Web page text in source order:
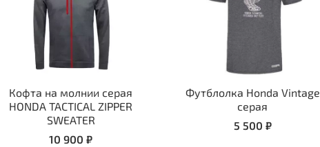
Кофта на молнии серая
HONDA TACTICAL ZIPPER
SWEATER
10 900 ₽
Футблолка Honda Vintage
серая
5 500 ₽